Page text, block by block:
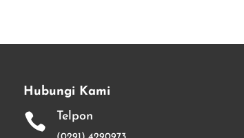
Hubungi Kami
 Telpon